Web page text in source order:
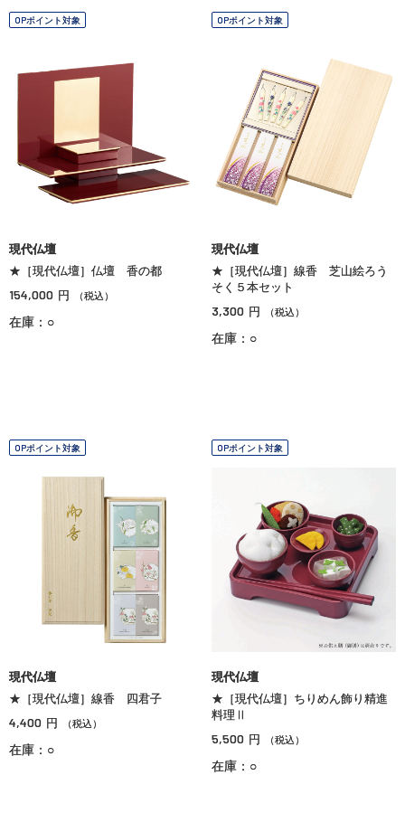
OPポイント対象
現代仏壇
★［現代仏壇］仏壇 香の都
154,000 円 （税込）
在庫：○
OPポイント対象
現代仏壇
★［現代仏壇］線香 芝山絵ろう
そく５本セット
3,300 円 （税込）
在庫：○
OPポイント対象
現代仏壇
★［現代仏壇］線香 四君子
4,400 円 （税込）
在庫：○
OPポイント対象
現代仏壇
★［現代仏壇］ちりめん飾り精進
料理Ⅱ
5,500 円 （税込）
在庫：○